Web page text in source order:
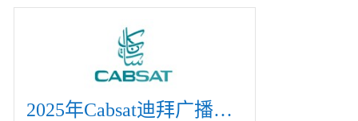
2025年Cabsat迪拜广播电视展